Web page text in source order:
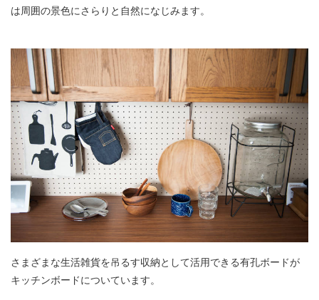
は周囲の景色にさらりと自然になじみます。
さまざまな生活雑貨を吊るす収納として活用できる有孔ボードが
キッチンボードについています。